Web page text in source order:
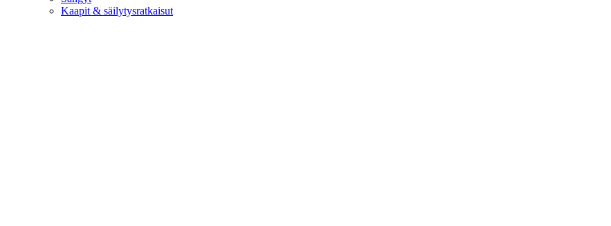
Kaapit & säilytysratkaisut